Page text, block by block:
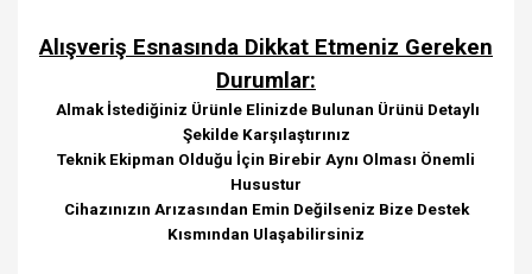
Alışveriş Esnasında Dikkat Etmeniz Gereken
Durumlar:
Almak İstediğiniz Ürünle Elinizde Bulunan Ürünü Detaylı
Şekilde Karşılaştırınız
Teknik Ekipman Olduğu İçin Birebir Aynı Olması Önemli
Husustur
Cihazınızın Arızasından Emin Değilseniz Bize Destek
Kısmından Ulaşabilirsiniz